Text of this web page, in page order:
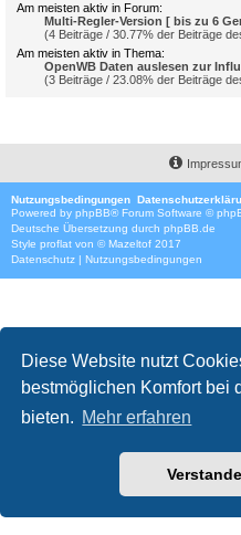
Diese Website nutzt
bestmöglichen Komfort bei
bieten. Mehr erfahren
Am meisten aktiv in Forum:
Multi-Regler-Version [ bis zu 6
(4 Beiträge / 30.77% der Beiträge
Am meisten aktiv in Thema:
OpenWB Daten auslesen zur
(3 Beiträge / 23.08% der Beiträge
Nutzungsbedingungen
Powered by phpBB® Forum Software ©
Deutsche Übersetzung durch phpBB.de
Style proflat von ©Mazeltof 2017
Datenschutz | Nutzungsbedingungen